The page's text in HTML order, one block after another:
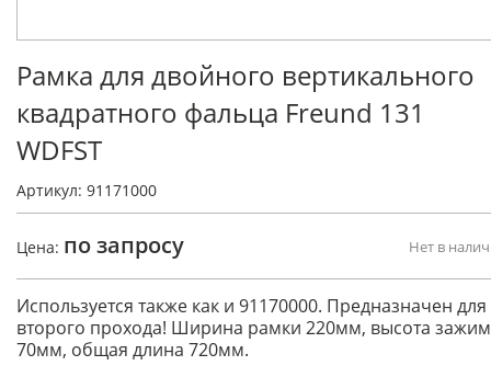
Рамка для двойного вертикального
квадратного фальца Freund 131
WDFST
Артикул: 91171000
Цена: по запросу Нет в
Используется также как и 91170000. Предназначен для
второго прохода! Ширина рамки 220мм, высота
70мм, общая длина 720мм.